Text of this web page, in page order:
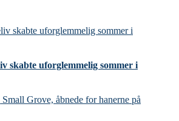
skabte uforglemmelig sommer i